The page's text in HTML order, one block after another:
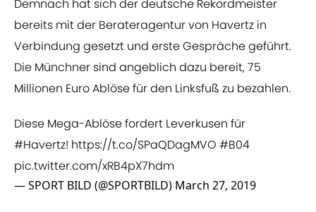
Demnach hat sich der deutsche Rekordmeister
bereits mit der Berateragentur von Havertz in
Verbindung gesetzt und erste Gespräche geführt.
Die Münchner sind angeblich dazu bereit, 75
Millionen Euro Ablöse für den Linksfuß zu bezahlen.
Diese Mega-Ablöse fordert Leverkusen für
#Havertz! https://t.co/SPaQDagMVO #B04
pic.twitter.com/xRB4pX7hdm
— SPORT BILD (@SPORTBILD) March 27, 2019